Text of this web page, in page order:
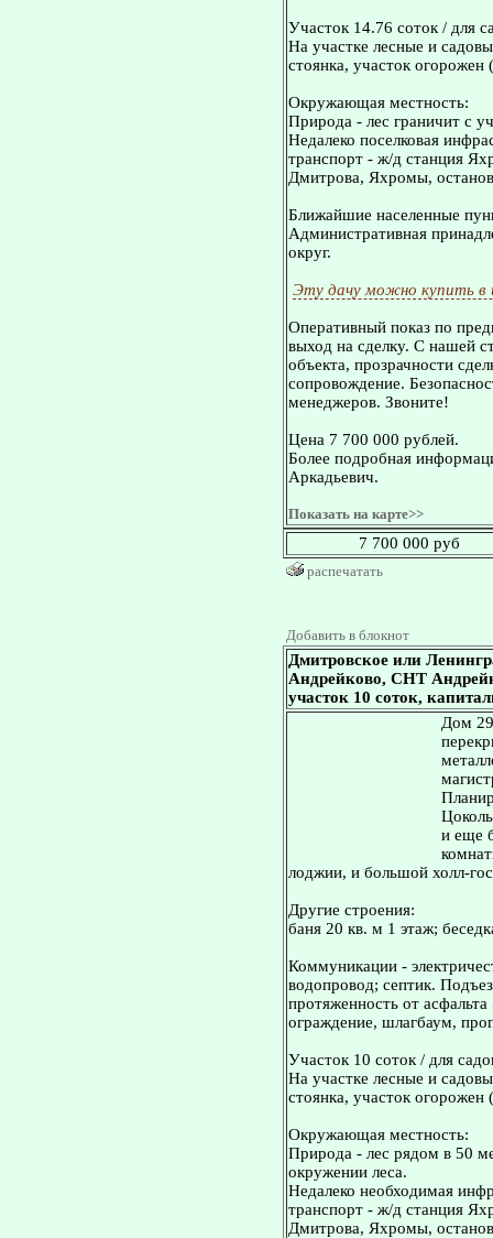
Участок 14.76 соток / для
На участке лесные и
стоянка, участок огорожен
Окружающая местность:
Природа - лес граничит с
Недалеко поселковая
транспорт - ж/д станция
Дмитрова, Яхромы,
Ближайшие населенные
Административная
округ.
Эту дачу можно купить в
Оперативный показ по
выход на сделку. С нашей
объекта, прозрачности
сопровождение.
менеджеров. Звоните!
Цена 7 700 000 рублей.
Более подробная
Аркадьевич.
Показать на карте>>
7 700 000 руб
распечатать
Добавить в блокнот
Дмитровское или
Андрейково, СНТ
участок 10 соток,
Дом
и еще
лоджии, и большой холл-
Другие строения:
баня 20 кв. м 1 этаж;
Коммуникации -
водопровод; септик.
протяженность от
ограждение, шлагбаум,
Участок 10 соток / для
На участке лесные и
стоянка, участок огорожен
Окружающая местность:
Природа - лес рядом в 50
окружении леса.
Недалеко необходимая
транспорт - ж/д станция
Дмитрова, Яхромы,